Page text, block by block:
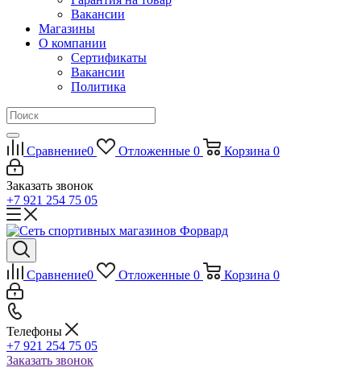
Вакансии
Магазины
О компании
Сертификаты
Вакансии
Политика
Сравнение0 Отложенные 0 Корзина 0
Заказать звонок
+7 921 254 75 05
Сравнение0 Отложенные 0 Корзина 0
Телефоны
+7 921 254 75 05
Заказать звонок